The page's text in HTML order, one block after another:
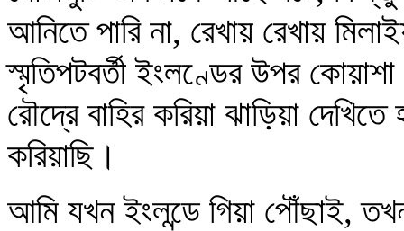
আনিতে পারি না, রেখায় রেখায়
স্মৃতিপটবর্তী ইংলণ্ডের উপর
রৌদ্রে বাহির করিয়া ঝাড়িয়া
করিয়াছি।
আমি যখন ইংলন্ডে গিয়া পৌঁছাই,